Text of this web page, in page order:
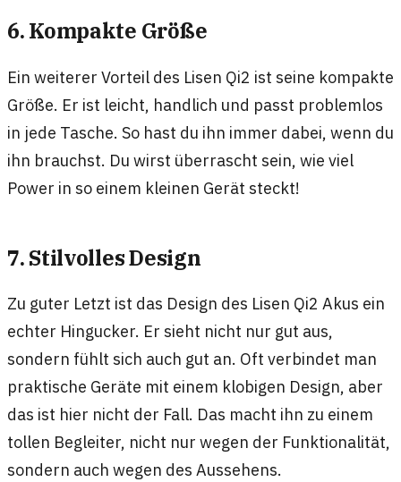
6. Kompakte Größe
Ein weiterer Vorteil des Lisen Qi2 ist seine kompakte
Größe. Er ist leicht, handlich und passt problemlos
in jede Tasche. So hast du ihn immer dabei, wenn du
ihn brauchst. Du wirst überrascht sein, wie viel
Power in so einem kleinen Gerät steckt!
7. Stilvolles Design
Zu guter Letzt ist das Design des Lisen Qi2 Akus ein
echter Hingucker. Er sieht nicht nur gut aus,
sondern fühlt sich auch gut an. Oft verbindet man
praktische Geräte mit einem klobigen Design, aber
das ist hier nicht der Fall. Das macht ihn zu einem
tollen Begleiter, nicht nur wegen der Funktionalität,
sondern auch wegen des Aussehens.